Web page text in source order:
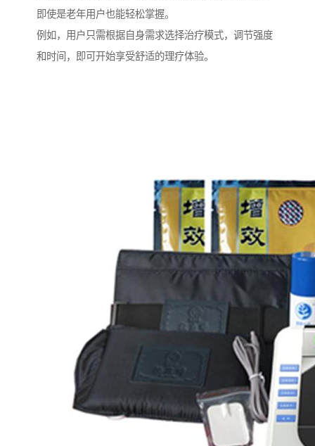
即使是老年用户也能轻松掌握。
例如，用户只需根据自身需求选择治疗模式，调节强度
和时间，即可开始享受舒适的理疗体验。